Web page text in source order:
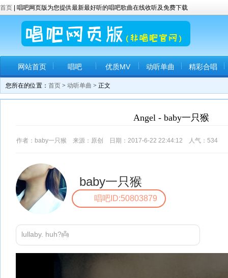
首页 | 唱吧网页版为您提供最新最好听的唱吧歌曲在线收听及免费下载
网站首页 唱吧 优质MV 动听单曲 精彩合唱
您所在的位置： 首页 > 动听单曲 > 正文
Angel - baby一只猴
作者：baby一只猴 来源：原创 日期：2017-6-22 22:44:12 人气： 534
baby一只猴
唱吧ID:50803879
lullaby. huh?👼